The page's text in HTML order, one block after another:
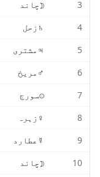
3
☽چاند
4
♄ زحل
5
♃ مشتری
6
♂ مریخ
7
☉سورج
8
♀ زہرہ
9
☿ عطارد
10
☽چاند